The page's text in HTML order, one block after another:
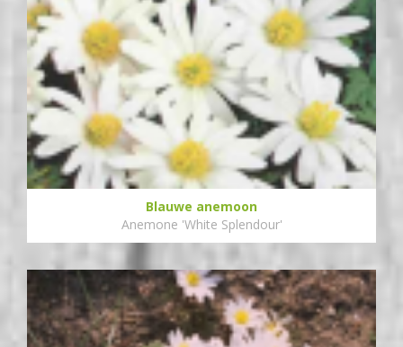
Blauwe anemoon
Anemone 'White Splendour'